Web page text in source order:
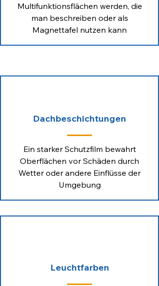
Multifunktionsflächen werden, die
man beschreiben oder als
Magnettafel nutzen kann
Dachbeschichtungen
Ein starker Schutzfilm bewahrt
Oberflächen vor Schäden durch
Wetter oder andere Einflüsse der
Umgebung
Leuchtfarben